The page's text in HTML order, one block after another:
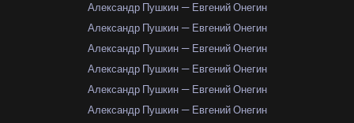
Александр Пушкин — Евгений Онегин
Александр Пушкин — Евгений Онегин
Александр Пушкин — Евгений Онегин
Александр Пушкин — Евгений Онегин
Александр Пушкин — Евгений Онегин
Александр Пушкин — Евгений Онегин